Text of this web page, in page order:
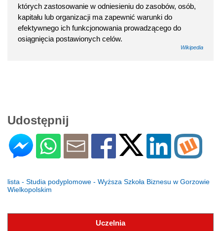
których zastosowanie w odniesieniu do zasobów, osób,
kapitału lub organizacji ma zapewnić warunki do
efektywnego ich funkcjonowania prowadzącego do
osiągnięcia postawionych celów.
Wikipedia
Udostępnij
lista - Studia podyplomowe - Wyższa Szkoła Biznesu w Gorzowie
Wielkopolskim
Uczelnia